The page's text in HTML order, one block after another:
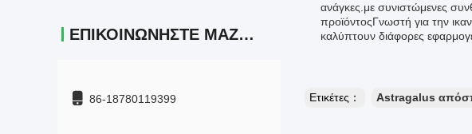
ΕΠΙΚΟΙΝΩΝΉΣΤΕ ΜΑΖΊ ΜΑΣ
86-18780119399
ανάγκες.με συνιστώμενες
προϊόντοςΓνωστή για την
καλύπτουν διάφορες
Ετικέτες： Astragalus